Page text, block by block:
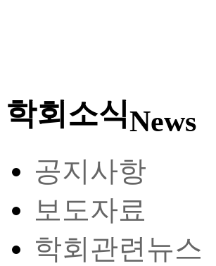
학회소식News
공지사항
보도자료
학회관련뉴스